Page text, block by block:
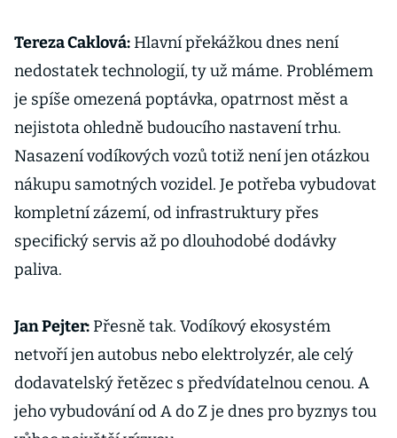
Tereza Caklová:Hlavní překážkou dnes není
nedostatek technologií, ty už máme. Problémem
je spíše omezená poptávka, opatrnost měst a
nejistota ohledně budoucího nastavení trhu.
Nasazení vodíkových vozů totiž není jen otázkou
nákupu samotných vozidel. Je potřeba vybudovat
kompletní zázemí, od infrastruktury přes
specifický servis až po dlouhodobé dodávky
paliva.
Jan Pejter:Přesně tak. Vodíkový ekosystém
netvoří jen autobus nebo elektrolyzér, ale celý
dodavatelský řetězec s předvídatelnou cenou. A
jeho vybudování od A do Z je dnes pro byznys tou